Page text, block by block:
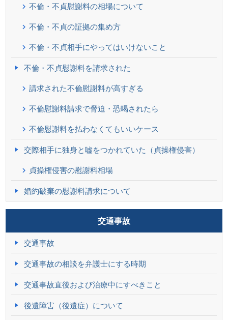
不倫・不貞慰謝料の相場について
不倫・不貞の証拠の集め方
不倫・不貞相手にやってはいけないこと
不倫・不貞慰謝料を請求された
請求された不倫慰謝料が高すぎる
不倫慰謝料請求で脅迫・恐喝されたら
不倫慰謝料を払わなくてもいいケース
交際相手に独身と嘘をつかれていた（貞操権侵害）
貞操権侵害の慰謝料相場
婚約破棄の慰謝料請求について
交通事故
交通事故
交通事故の相談を弁護士にする時期
交通事故直後および治療中にすべきこと
後遺障害（後遺症）について